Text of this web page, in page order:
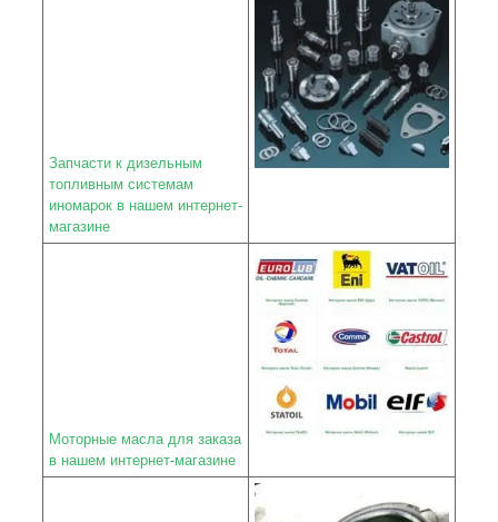
Запчасти к дизельным
топливным системам
иномарок в нашем интернет-
магазине
Моторные масла для заказа
в нашем интернет-магазине